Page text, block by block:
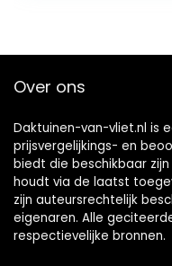
Over ons
Daktuinen-van-vliet.nl is
prijsvergelijkings- en
biedt die beschikbaar
houdt via de laatst
zijn auteursrechtelijk
eigenaren. Alle
respectievelijke bronnen.